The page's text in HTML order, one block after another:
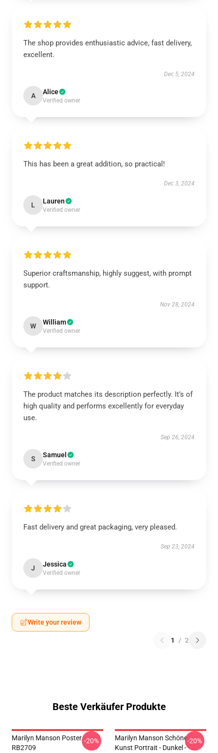
The shop provides enthusiastic advice, fast delivery,
excellent.
Dec 5, 2024
A Alice
Verified owner
This has been a great addition, so practical!
Dec 3, 2024
L Lauren
Verified owner
Superior craftsmanship, highly suggest, with prompt
support.
Nov 28, 2024
W William
Verified owner
The product matches its description perfectly. It’s of
high quality and performs excellently for everyday
use.
Sep 26, 2024
S Samuel
Verified owner
Fast delivery and great packaging, very pleased.
Sep 23, 2024
J Jessica
Verified owner
Write your review
1 / 2
Beste Verkäufer Produkte
Marilyn Manson Poster
RB2709
-20%
Marilyn Manson Schöne
Kunst Portrait - Dunkel -
-20%